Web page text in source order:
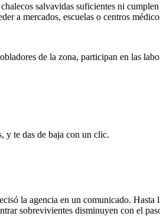
salvavidas suficientes ni
a mercados, escuelas o centros
de la zona, participan en las
y te das de baja con un clic.
la agencia en un comunicado.
sobrevivientes disminuyen con el